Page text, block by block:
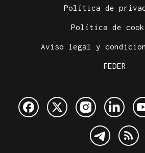
Política de
Política de
Aviso legal y
FEDER